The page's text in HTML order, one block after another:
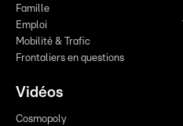
Famille
Emploi
Mobilité & Trafic
Frontaliers en questions
Vidéos
Cosmopoly